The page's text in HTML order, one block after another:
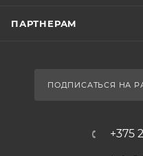
ПАРТНЕРАМ
ПОДПИСАТЬСЯ НА
+375